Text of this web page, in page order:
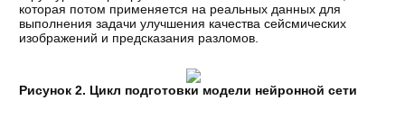
которая потом применяется на реальных данных для
выполнения задачи улучшения качества сейсмических
изображений и предсказания разломов.
Рисунок 2. Цикл подготовки модели нейронной сети